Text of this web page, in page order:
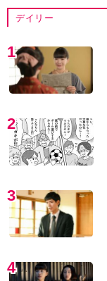
デイリー
1
2
3
4